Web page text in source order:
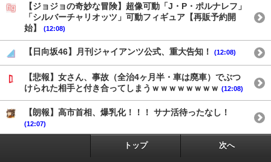
【ジョジョの奇妙な冒険】超像可動「J・P・ポルナレフ」
「シルバーチャリオッツ」可動フィギュア【再販予約開
始】
(12:08)
【日向坂46】月刊ジャイアンツ公式、重大告知！ (12:08)
【悲報】女さん、事故（全治4ヶ月半・車は廃車）でぶつ
けられた相手と付き合ってしまうｗｗｗｗｗｗｗｗ (12:08)
【朗報】高市首相、爆乳化！！！ サナ活待ったなし！
(12:07)
トップ 次へ